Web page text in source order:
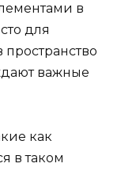
в
для
важные
как
в таком